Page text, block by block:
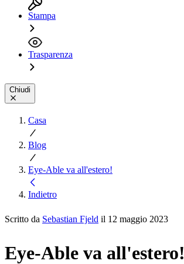
Stampa
Trasparenza
Chiudi
Casa
Blog
Eye-Able va all'estero!
Indietro
Scritto da Sebastian Fjeld il 12 maggio 2023
Eye-Able va all'estero!